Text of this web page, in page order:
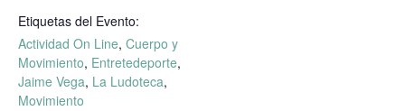
Etiquetas del Evento:
Actividad On Line, Cuerpo y
Movimiento, Entretedeporte,
Jaime Vega, La Ludoteca,
Movimiento